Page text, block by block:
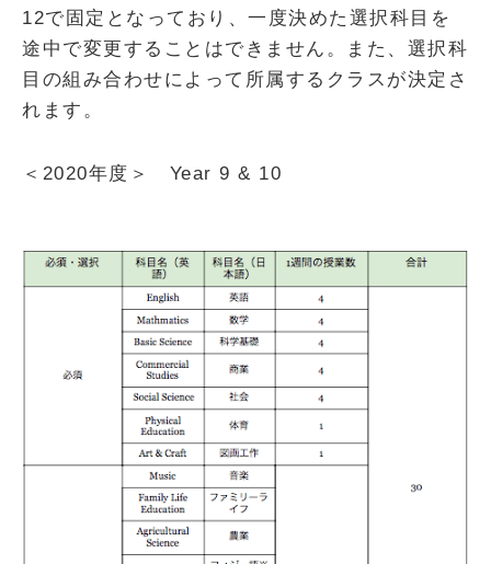
12で固定となっており、一度決めた選択科目を
途中で変更することはできません。また、選択科
目の組み合わせによって所属するクラスが決定さ
れます。
＜2020年度＞ Year 9 & 10